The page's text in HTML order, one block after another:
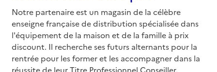
Notre partenaire est un magasin de la célèbre
enseigne française de distribution spécialisée dans
l'équipement de la maison et de la famille à prix
discount. Il recherche ses futurs alternants pour la
rentrée pour les former et les accompagner dans la
réussite de leur Titre Professionnel Conseiller,